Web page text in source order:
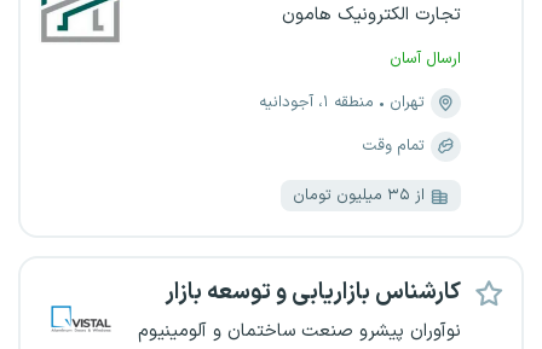
تجارت الکترونیک هامون
ارسال آسان
تهران
منطقه ۱، آجودانیه
تمام وقت
از ۳۵ میلیون تومان
کارشناس بازاریابی و توسعه بازار
نوآوران پیشرو صنعت ساختمان و آلومینیوم